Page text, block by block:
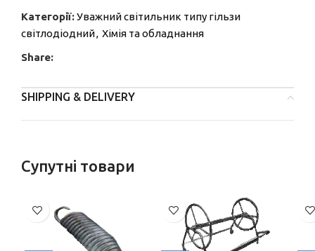
Категорії:Уважний світильник типу гільзи
світлодіодний, Хімія та обладнання
Share:
SHIPPING & DELIVERY
Супутні товари